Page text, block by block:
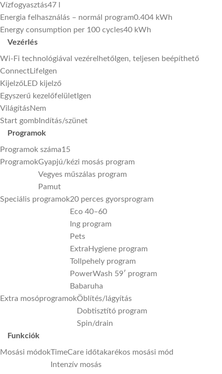
Vízfogyasztás47 l
Energia felhasználás – normál program0.404 kWh
Energy consumption per 100 cycles40 kWh
Vezérlés
Wi-Fi technológiával vezérelhető Igen, teljesen beépíthető
ConnectLife Igen
KijelzőLED kijelző
Egyszerű kezelőfelület Igen
VilágításNem
Start gomb Indítás/szünet
Programok
Programok száma15
ProgramokGyapjú/kézi mosás program
Vegyes műszálas program
Pamut
Speciális programok20 perces gyorsprogram
Eco 40–60
Ing program
Pets
ExtraHygiene program
Tollpehely program
PowerWash 59′ program
Babaruha
Extra mosóprogramokÖblítés/lágyítás
Dobtisztító program
Spin/drain
Funkciók
Mosási módokTimeCare időtakarékos mosási mód
Intenzív mosás